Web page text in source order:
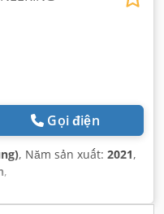
Gọi điện
, Năm sản xuất: 2021,
,